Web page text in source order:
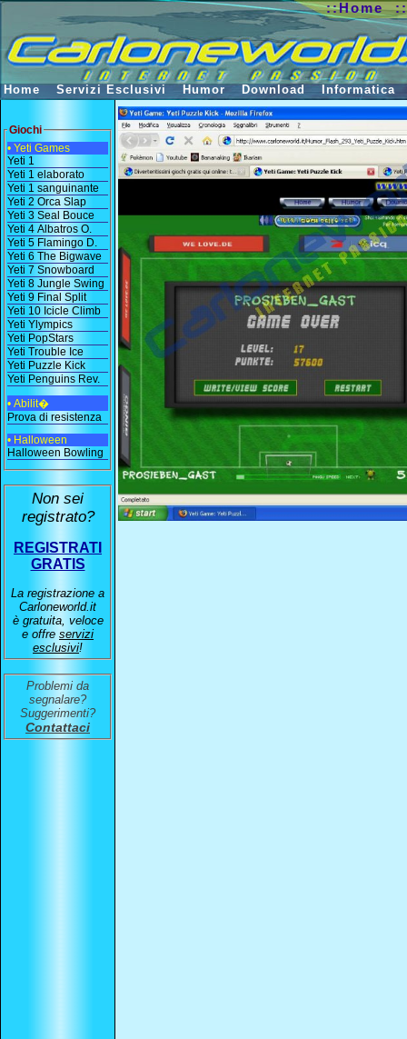
Giochi
• Yeti Games
Yeti 1
Yeti 1 elaborato
Yeti 1 sanguinante
Yeti 2 Orca Slap
Yeti 3 Seal Bouce
Yeti 4 Albatros O.
Yeti 5 Flamingo D.
Yeti 6 The Bigwave
Yeti 7 Snowboard
Yeti 8 Jungle Swing
Yeti 9 Final Split
Yeti 10 Icicle Climb
Yeti Ylympics
Yeti PopStars
Yeti Trouble Ice
Yeti Puzzle Kick
Yeti Penguins Rev.
• Abilit�
Prova di resistenza
• Halloween
Halloween Bowling
Non sei
registrato?
REGISTRATI
GRATIS
La registrazione a
Carloneworld.it
è gratuita, veloce
e offre servizi
esclusivi!
Problemi da
segnalare?
Suggerimenti?
Contattaci
::Home
Home Servizi Esclusivi Humor Download Informatica